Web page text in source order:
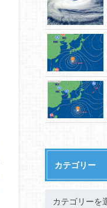
カテゴリー